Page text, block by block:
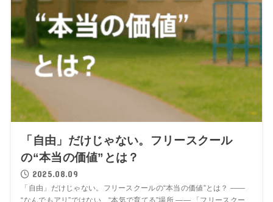
「自由」だけじゃない。フリースクール
の“本当の価値”とは？
2025.08.09
「自由」だけじゃない。フリースクールの“本当の価値”とは？ ――
“なんでもアリ”ではない、“本気で育てる”場所 ―― 「フリースクー